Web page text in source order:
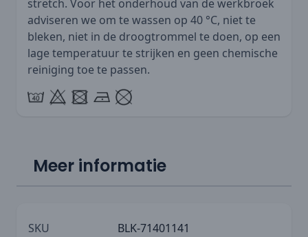
stretch. Voor het onderhoud van de werkbroek
adviseren we om te wassen op 40 °C, niet te
bleken, niet in de droogtrommel te doen, op een
lage temperatuur te strijken en geen chemische
reiniging toe te passen.
Meer informatie
SKU
BLK-71401141